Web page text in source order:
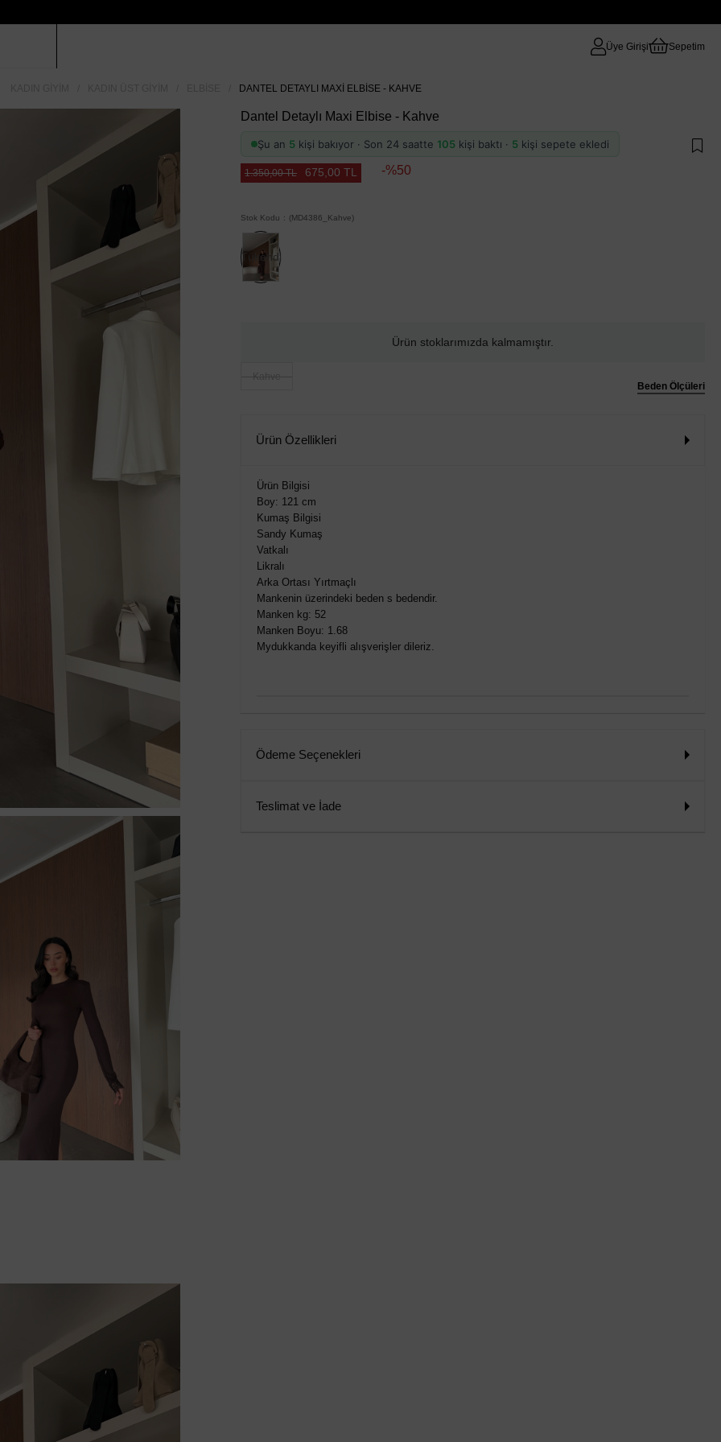
Üye Girişi Sepetim
DANTEL DETAYLI MAXI ELBISE - KAHVE
Dantel Detaylı Maxi Elbise - Kahve
Şu an 5 kişi bakıyor · Son 24 saatte 105 kişi baktı · 5 kişi sepete ekledi
1.350,00 TL 675,00 TL 50
Stok Kodu (MD4386_Kahve)
Tükendi
Ürün stoklarımızda kalmamıştır.
Beden Ölçüleri
Ürün Özellikleri
Ürün Bilgisi
Boy: 121 cm
Kumaş Bilgisi
Sandy Kumaş
Vatkalı
Likralı
Arka Ortası Yırtmaçlı
Mankenin üzerindeki beden s bedendir.
Manken kg: 52
Manken Boyu: 1.68
Mydukkanda keyifli alışverişler dileriz.
Ödeme Seçenekleri
Teslimat ve İade